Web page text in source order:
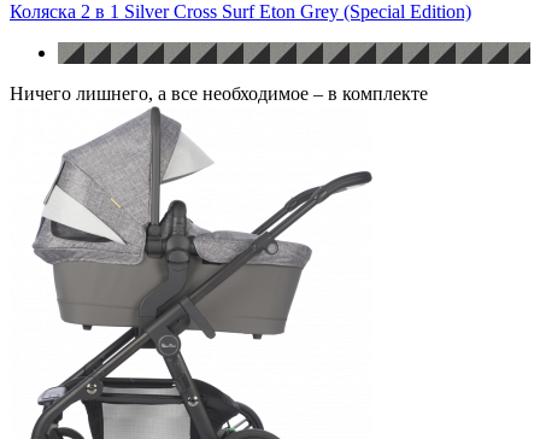
Коляска 2 в 1 Silver Cross Surf Eton Grey (Special Edition)
Ничего лишнего, а все необходимое – в комплекте